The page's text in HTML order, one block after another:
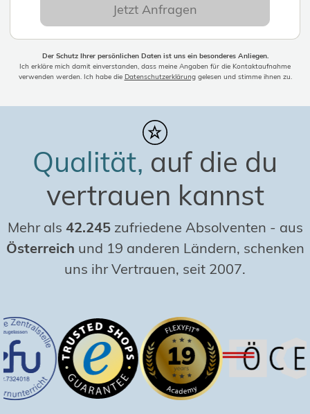
Jetzt Anfragen
Der Schutz Ihrer persönlichen Daten ist uns ein besonderes Anliegen.
Ich erkläre mich damit einverstanden, dass meine Angaben für die Kontaktaufnahme
verwenden werden. Ich habe die Datenschutzerklärunggelesen und stimme ihnen zu.
Qualität, auf die du
vertrauen kannst
Mehr als 42.245 zufriedene Absolventen - aus
Österreich und 19 anderen Ländern, schenken
uns ihr Vertrauen, seit 2007.